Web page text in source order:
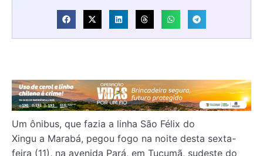
Um ônibus, que fazia a linha São Félix do
Xingu a Marabá, pegou fogo na noite desta sexta-
feira (11), na avenida Pará, em Tucumã, sudeste do